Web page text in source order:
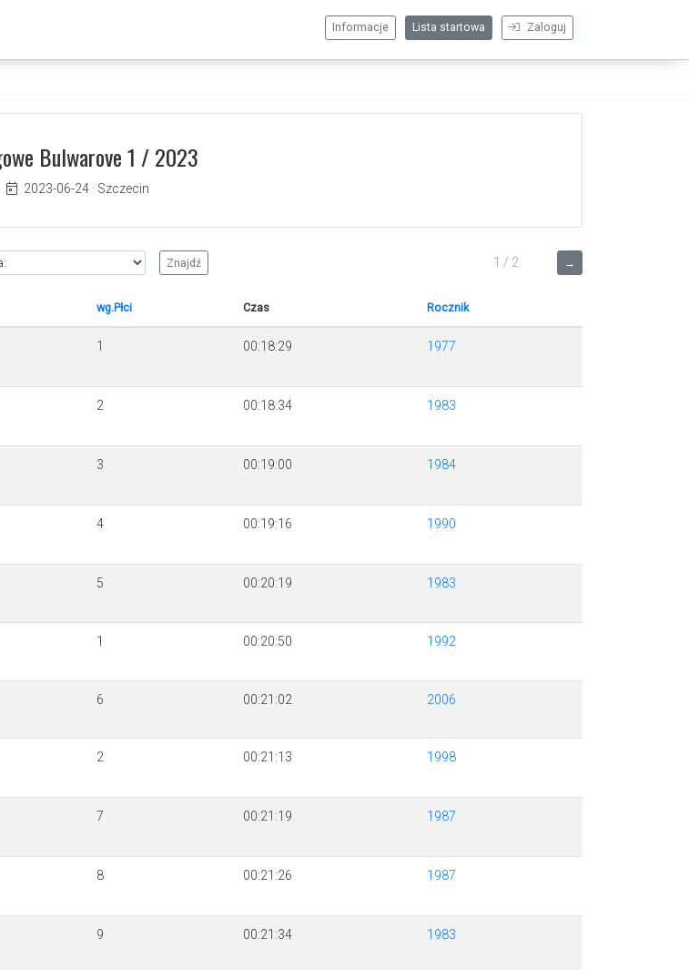
Zaloguj
Lista startowa
Informacje
Bulwarove 1 / 2023
2023-06-24· Szczecin
→
1 / 2
wg.Płci Czas Rocznik
1 00:18:29 1977
2 00:18:34 1983
3 00:19:00 1984
4 00:19:16 1990
5 00:20:19 1983
1 00:20:50 1992
6 00:21:02 2006
2 00:21:13 1998
7 00:21:19 1987
8 00:21:26 1987
9 00:21:34 1983